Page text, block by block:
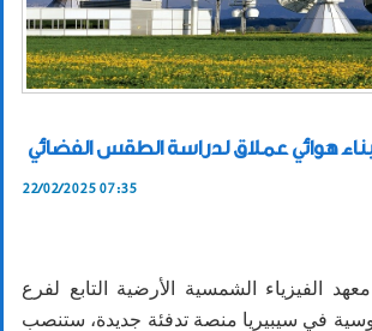
هوائي عملاق لدراسة الطقس الفضائي
22/02/2025 07:35
الفيزياء الشمسية الأرضية التابع لفرع
في سيبيريا منصة تدفئة جديدة، ستنصب